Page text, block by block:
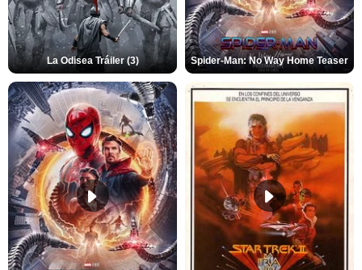
La Odisea Tráiler (3) Spider-Man: No Way Home Teaser